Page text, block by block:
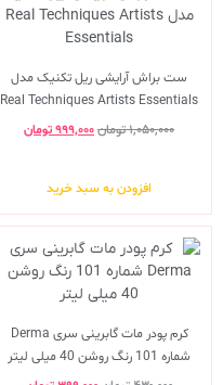
ست براش آرایشی ریل تکنیک مدل
Real Techniques Artists Essentials
۱,۰۵۰,۰۰۰تومان۹۹۹,۰۰۰تومان
افزودن به سبد خرید
کرم پودر مات گابرینی سری Derma
شماره 101 رنگ روشن 40 میلی لیتر